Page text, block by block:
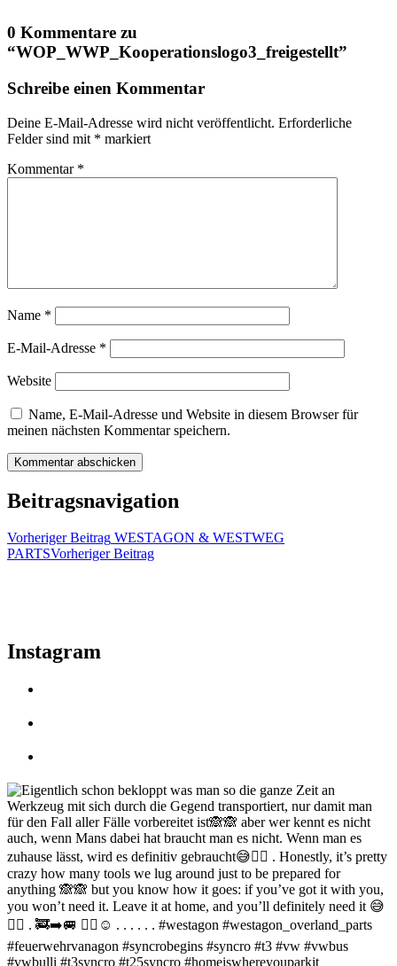
0 Kommentare zu
“WOP_WWP_Kooperationslogo3_freigestellt”
Schreibe einen Kommentar
Deine E-Mail-Adresse wird nicht veröffentlicht. Erforderliche
Felder sind mit * markiert
Kommentar *
Name *
E-Mail-Adresse *
Website
Name, E-Mail-Adresse und Website in diesem Browser für
meinen nächsten Kommentar speichern.
Beitragsnavigation
Vorheriger Beitrag WESTAGON & WESTWEG
PARTSVorheriger Beitrag
Instagram